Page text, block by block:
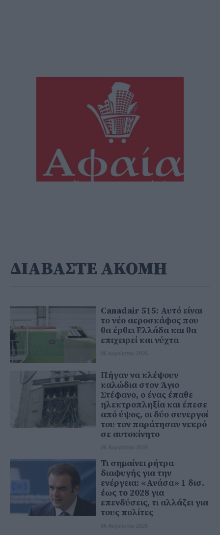
ΔΙΑΒΑΣΤΕ ΑΚΟΜΗ
Canadair 515: Αυτό είναι
το νέο αεροσκάφος που
θα έρθει Ελλάδα και θα
επιχειρεί και νύχτα
06 Αυγούστου 2026
Πήγαν να κλέψουν
καλώδια στον Άγιο
Στέφανο, ο ένας έπαθε
ηλεκτροπληξία και έπεσε
από ύψος, οι δύο συνεργοί
του τον παράτησαν νεκρό
σε αυτοκίνητο
06 Αυγούστου 2026
Τι σημαίνει ρήτρα
διαφυγής για την
ενέργεια: «Ανάσα» 1 δισ.
έως το 2028 για
επενδύσεις, τι αλλάζει για
τους πολίτες
06 Αυγούστου 2026